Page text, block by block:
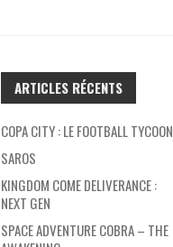
ARTICLES RÉCENTS
COPA CITY : LE FOOTBALL TYCOON
SAROS
KINGDOM COME DELIVERANCE :
NEXT GEN
SPACE ADVENTURE COBRA – THE